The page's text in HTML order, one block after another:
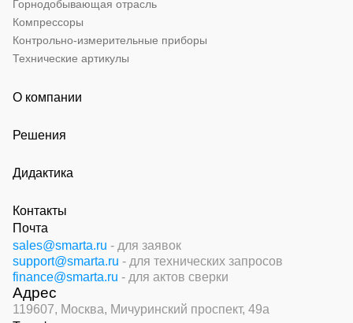
Горнодобывающая отрасль
Компрессоры
Контрольно-измерительные приборы
Технические артикулы
О компании
Решения
Дидактика
Контакты
Почта
sales@smarta.ru - для заявок
support@smarta.ru - для технических запросов
finance@smarta.ru - для актов сверки
Адрес
119607, Москва, Мичуринский проспект, 49а